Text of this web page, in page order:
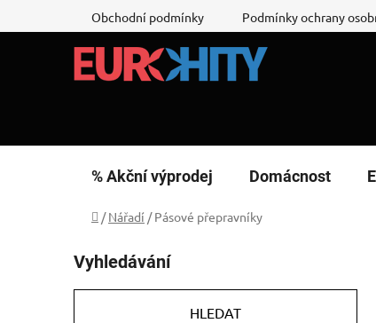
na
Obchodní podmínky Podmínky ochrany
% Akční výprodej Domácnost
Domů
/ Nářadí / Pásové přepravníky
o
s
Vyhledávání
HLEDAT